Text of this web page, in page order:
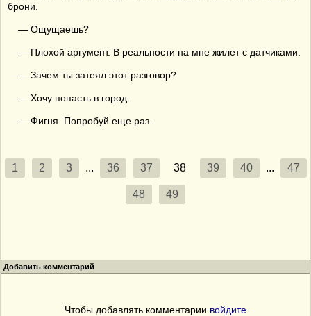
брони.
— Ощущаешь?
— Плохой аргумент. В реальности на мне жилет с датчиками.
— Зачем ты затеял этот разговор?
— Хочу попасть в город.
— Фигня. Попробуй еще раз.
1 2 3 ... 36 37 38 39 40 ... 47
48 49
Добавить комментарий
Чтобы добавлять комментарии войдите